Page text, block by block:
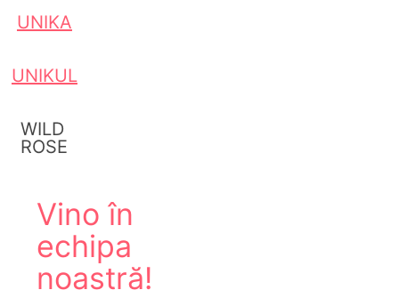
UNIKA
UNIKUL
WILD
ROSE
Vino în
echipa
noastră!